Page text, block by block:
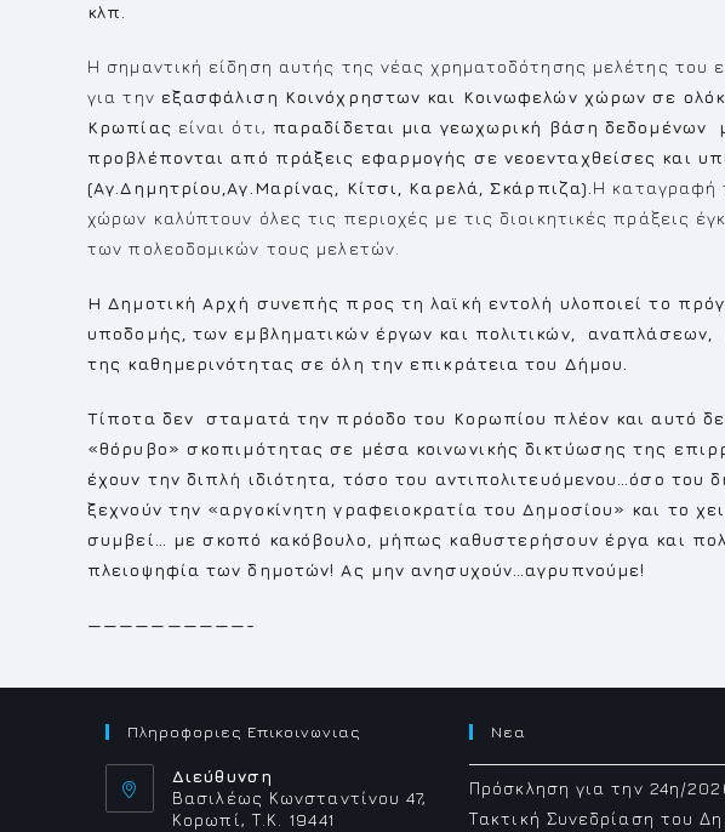
κλπ.
Η σημαντική είδηση αυτής της νέας χρηματοδότησης μελέτης του
για την εξασφάλιση Κοινόχρηστων και Κοινωφελών χώρων σε
Κρωπίας είναι ότι, παραδίδεται μια γεωχωρική βάση δεδομένων
προβλέπονται από πράξεις εφαρμογής σε νεοενταχθείσες και
(Αγ.Δημητρίου,Αγ.Μαρίνας, Κίτσι, Καρελά, Σκάρπιζα). Η καταγραφή
χώρων καλύπτουν όλες τις περιοχές με τις διοικητικές πράξεις
των πολεοδομικών τους μελετών.
Η Δημοτική Αρχή συνεπής προς τη λαϊκή εντολή υλοποιεί το
υποδομής, των εμβληματικών έργων και πολιτικών,
της καθημερινότητας σε όλη την επικράτεια του Δήμου.
Τίποτα δεν σταματά την πρόοδο του Κορωπίου πλέον και αυτό
«θόρυβο» σκοπιμότητας σε μέσα κοινωνικής δικτύωσης της
έχουν την διπλή ιδιότητα, τόσο του αντιπολιτευόμενου…όσο του
ξεχνούν την «αργοκίνητη γραφειοκρατία του Δημοσίου» και το
συμβεί… με σκοπό κακόβουλο, μήπως καθυστερήσουν έργα και
πλειοψηφία των δημοτών! Ας μην ανησυχούν…αγρυπνούμε!
——————————-
Πληροφοριες Επικοινωνιας
Διεύθυνση
Βασιλέως Κωνσταντίνου 47,
Κορωπί, Τ.Κ. 19441
Νεα
Πρόσκληση για την 24η/
Τακτική Συνεδρίαση του